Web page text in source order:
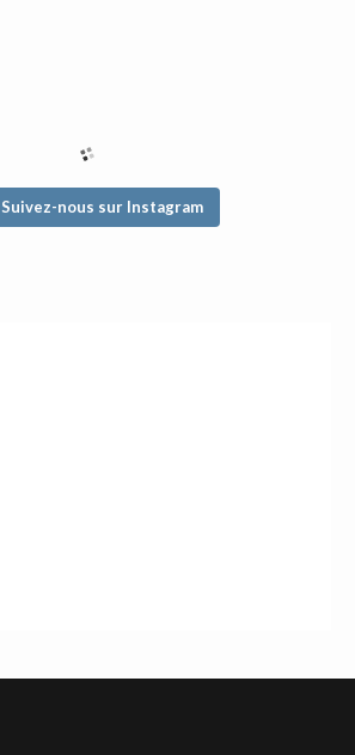
Suivez-nous sur Instagram